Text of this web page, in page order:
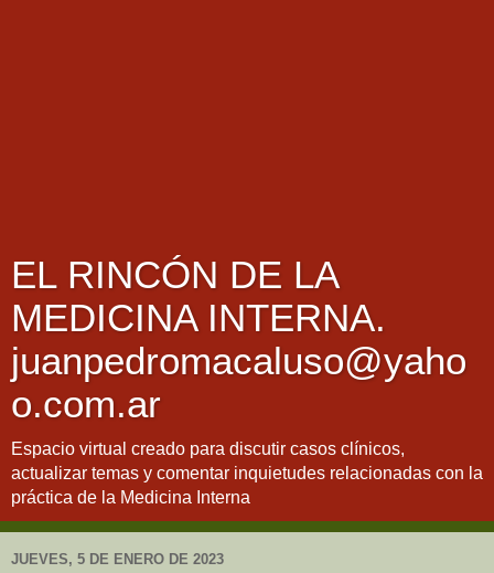
EL RINCÓN DE LA
MEDICINA INTERNA.
juanpedromacaluso@yaho
o.com.ar
Espacio virtual creado para discutir casos clínicos,
actualizar temas y comentar inquietudes relacionadas con la
práctica de la Medicina Interna
JUEVES, 5 DE ENERO DE 2023